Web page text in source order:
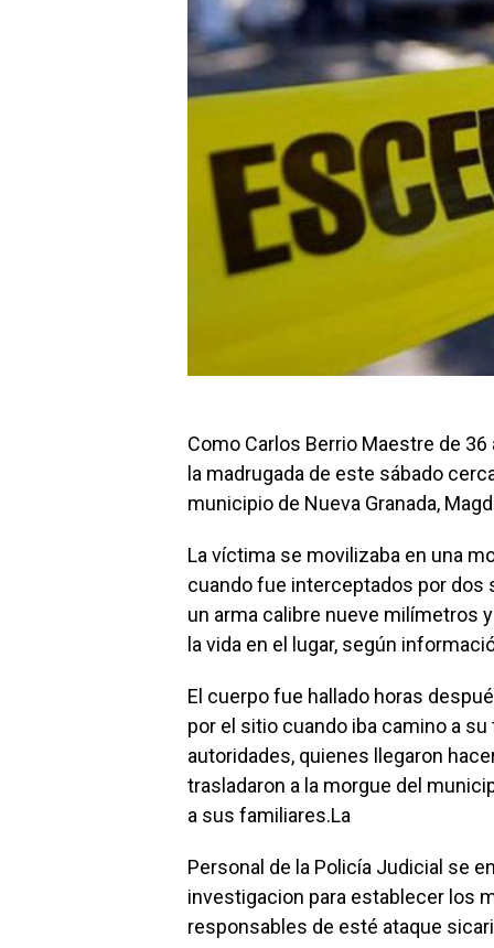
Como Carlos Berrio Maestre de
la madrugada de este sábado
municipio de Nueva Granada,
La víctima se movilizaba en una
cuando fue interceptados por dos
un arma calibre nueve milímetros
la vida en el lugar, según
El cuerpo fue hallado horas
por el sitio cuando iba camino a
autoridades, quienes llegaron
trasladaron a la morgue del
a sus familiares.La
Personal de la Policía Judicial se
investigacion para establecer los
responsables de esté ataque